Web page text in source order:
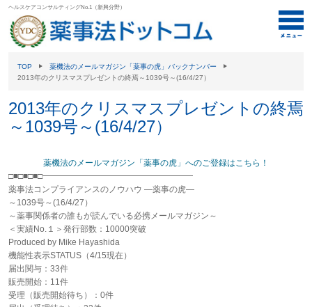
ヘルスケアコンサルティングNo.1（新興分野）
TOP
薬機法のメールマガジン「薬事の虎」バックナンバー
2013年のクリスマスプレゼントの終焉～1039号～(16/4/27）
2013年のクリスマスプレゼントの終焉
～1039号～(16/4/27）
薬機法のメールマガジン「薬事の虎」へのご登録はこちら！
□■□■□■□━━━━━━━━━━━━━━━━━━
薬事法コンプライアンスのノウハウ ―薬事の虎―
～1039号～(16/4/27）
～薬事関係者の誰もが読んでいる必携メールマガジン～
＜実績No.１＞発行部数：10000突破
Produced by Mike Hayashida
機能性表示STATUS（4/15現在）
届出関与：33件
販売開始：11件
受理（販売開始待ち）：0件